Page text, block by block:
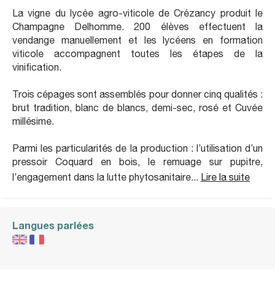
La vigne du lycée agro-viticole de Crézancy produit le
Champagne Delhomme. 200 élèves effectuent la
vendange manuellement et les lycéens en formation
viticole accompagnent toutes les étapes de la
vinification.
Trois cépages sont assemblés pour donner cinq qualités :
brut tradition, blanc de blancs, demi-sec, rosé et Cuvée
millésime.
Parmi les particularités de la production : l’utilisation d’un
pressoir Coquard en bois, le remuage sur pupitre,
l’engagement dans la lutte phytosanitaire... Lire la suite
Langues parlées